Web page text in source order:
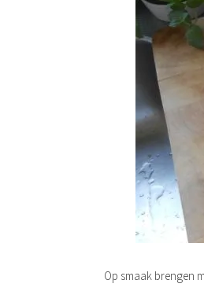
Op smaak brengen